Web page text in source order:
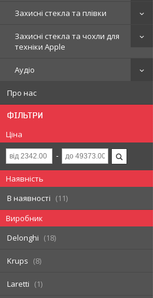
Захисні стекла та плівки
Захисні стекла та чохли для
техніки Apple
Аудіо
Про нас
ФІЛЬТРИ
Ціна
Наявність
В наявності
11
Виробник
Delonghi
18
Krups 8
Laretti 1